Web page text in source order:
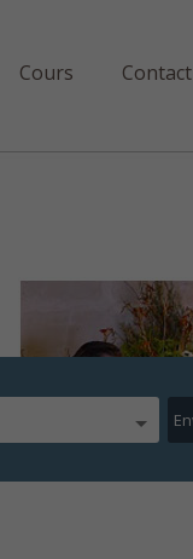
Cours Contact